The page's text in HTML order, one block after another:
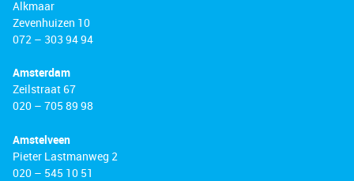
Alkmaar
Zevenhuizen 10
072 – 303 94 94
Amsterdam
Zeilstraat 67
020 – 705 89 98
Amstelveen
Pieter Lastmanweg 2
020 – 545 10 51